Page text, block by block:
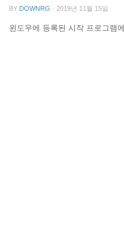
BY DOWNRG · 2019년 11월 15일
윈도우에 등록된 시작 프로그램